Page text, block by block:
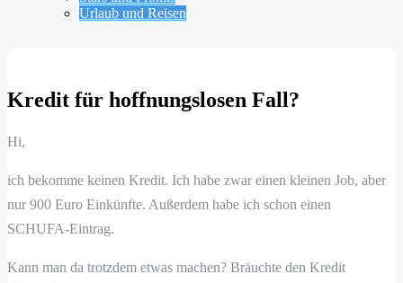
Urlaub und Reisen
Kredit für hoffnungslosen Fall?
Hi,
ich bekomme keinen Kredit. Ich habe zwar einen kleinen Job, aber
nur 900 Euro Einkünfte. Außerdem habe ich schon einen
SCHUFA-Eintrag.
Kann man da trotzdem etwas machen? Bräuchte den Kredit